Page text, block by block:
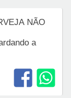
NÃO
a